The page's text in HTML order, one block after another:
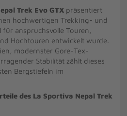
Trek Evo GTX präsentiert
hochwertigen Trekking- und
anspruchsvolle Touren,
Hochtouren entwickelt wurde.
modernster Gore-Tex-
Stabilität zählt dieses
Bergstiefeln im
des La Sportiva Nepal Trek